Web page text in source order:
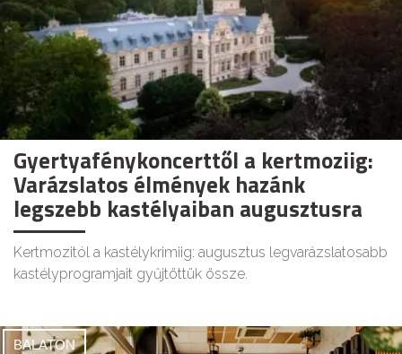
Gyertyafénykoncerttől a kertmoziig:
Varázslatos élmények hazánk
legszebb kastélyaiban augusztusra
Kertmozitól a kastélykrimiig: augusztus legvarázslatosabb
kastélyprogramjait gyűjtöttük össze.
BALATON